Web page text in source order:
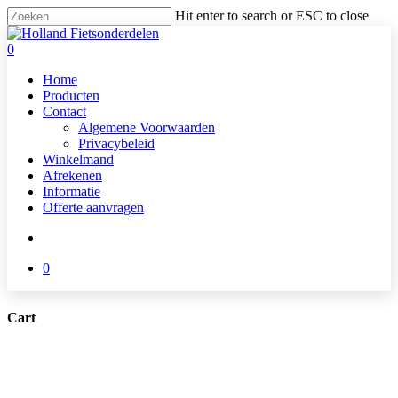
Skip
to
main
Hit enter to search or ESC to close
Close
Search
search
0
Home
Producten
Contact
Algemene Voorwaarden
Privacybeleid
Winkelmand
Afrekenen
Informatie
Offerte aanvragen
0
Cart